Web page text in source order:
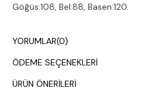
Göğüs:108, Bel:88, Basen:120.
gösterebilir.
Kuru temizleme yapılması tavsiye edilir.
YORUMLAR(0)
ÖDEME SEÇENEKLERI
ÜRÜN ÖNERILERI